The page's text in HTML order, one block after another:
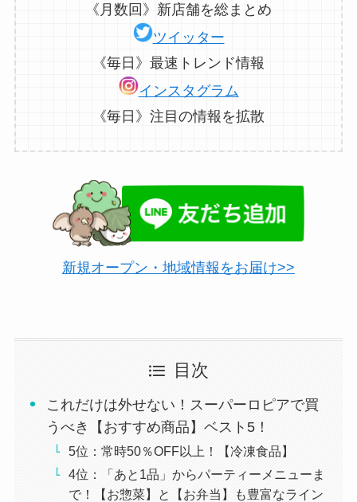
《月数回》新店舗を総まとめ
ツイッター
《毎日》最速トレンド情報
インスタグラム
《毎日》注目の情報を拡散
新規オープン・地域情報をお届け>>
目次
これだけは外せない！スーパーロピアで買
うべき【おすすめ商品】ベスト5！
5位：常時50％OFF以上！【冷凍食品】
4位：「あと1品」からパーティーメニューま
で！【お惣菜】と【お弁当】も豊富なライン